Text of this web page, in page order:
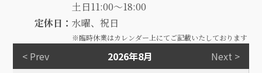
土日11:00～18:00
定休日：水曜、祝日
※臨時休業はカレンダー上にてご記載いたしております
< Prev 2026年8月
Next >